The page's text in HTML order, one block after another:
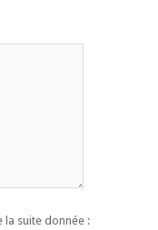
suite donnée :